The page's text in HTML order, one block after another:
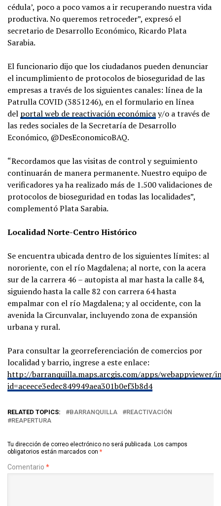
cédula’, poco a poco vamos a ir recuperando nuestra vida
productiva. No queremos retroceder”, expresó el
secretario de Desarrollo Económico, Ricardo Plata
Sarabia.
El funcionario dijo que los ciudadanos pueden denunciar
el incumplimiento de protocolos de bioseguridad de las
empresas a través de los siguientes canales: línea de la
Patrulla COVID (3851246), en el formulario en línea
del portal web de reactivación económicay/o a través de
las redes sociales de la Secretaría de Desarrollo
Económico, @DesEconomicoBAQ.
“Recordamos que las visitas de control y seguimiento
continuarán de manera permanente. Nuestro equipo de
verificadores ya ha realizado más de 1.500 validaciones de
protocolos de bioseguridad en todas las localidades”,
complementó Plata Sarabia.
Localidad Norte-Centro Histórico
Se encuentra ubicada dentro de los siguientes límites: al
nororiente, con el río Magdalena; al norte, con la acera
sur de la carrera 46 – autopista al mar hasta la calle 84,
siguiendo hasta la calle 82 con carrera 64 hasta
empalmar con el río Magdalena; y al occidente, con la
avenida la Circunvalar, incluyendo zona de expansión
urbana y rural.
Para consultar la georreferenciación de comercios por
localidad y barrio, ingrese a este enlace:
http://barranquilla.maps.arcgis.com/apps/webappviewer/
id=aceece3edec849949aea301b0ef3b8d4
RELATED TOPICS: BARRANQUILLA
REACTIVACIÓN
REAPERTURA
Tu dirección de correo electrónico no será publicada. Los campos
obligatorios están marcados con *
Comentario *